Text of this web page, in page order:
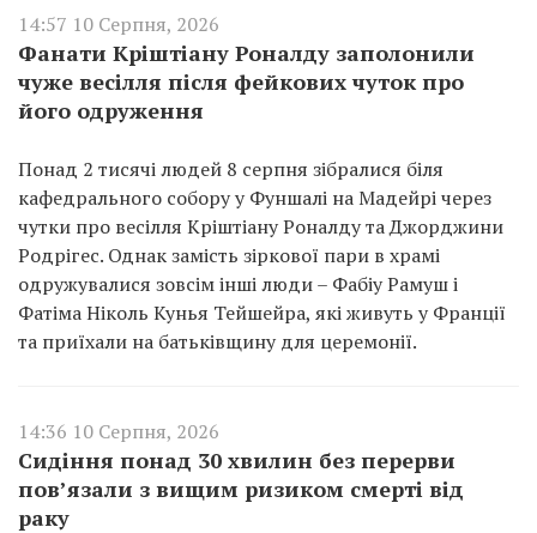
14:57 10 Серпня, 2026
Фанати Кріштіану Роналду заполонили
чуже весілля після фейкових чуток про
його одруження
Понад 2 тисячі людей 8 серпня зібралися біля
кафедрального собору у Фуншалі на Мадейрі через
чутки про весілля Кріштіану Роналду та Джорджини
Родрігес. Однак замість зіркової пари в храмі
одружувалися зовсім інші люди – Фабіу Рамуш і
Фатіма Ніколь Кунья Тейшейра, які живуть у Франції
та приїхали на батьківщину для церемонії.
14:36 10 Серпня, 2026
Сидіння понад 30 хвилин без перерви
пов’язали з вищим ризиком смерті від
раку